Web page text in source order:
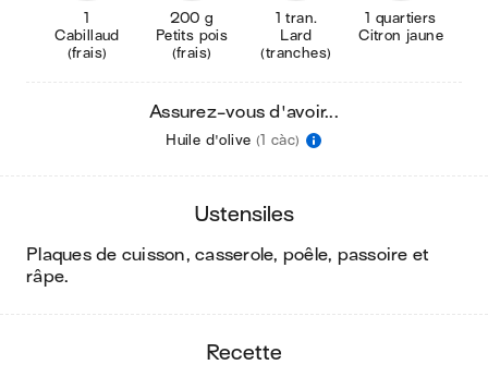
1
Cabillaud
(frais)
200 g
Petits pois
(frais)
1 tran.
Lard
(tranches)
1 quartiers
Citron jaune
Assurez-vous d'avoir...
Huile d'olive (1 càc)
ustensiles
plaques de cuisson, casserole, poêle, passoire et
râpe.
recette